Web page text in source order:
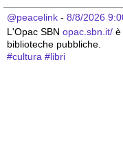
@peacelink - 8/8/2026
L'Opac SBN opac.sbn.it/ è
biblioteche pubbliche.
#cultura #libri